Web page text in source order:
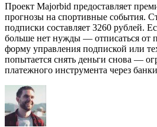
Проект Majorbid предоставляет
прогнозы на спортивные события.
подписки составляет 3260 рублей.
больше нет нужды — отписаться от
форму управления подпиской или
попытается снять деньги снова —
платежного инструмента через